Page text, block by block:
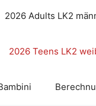
2026 Adults LK2
2026 Teens LK2